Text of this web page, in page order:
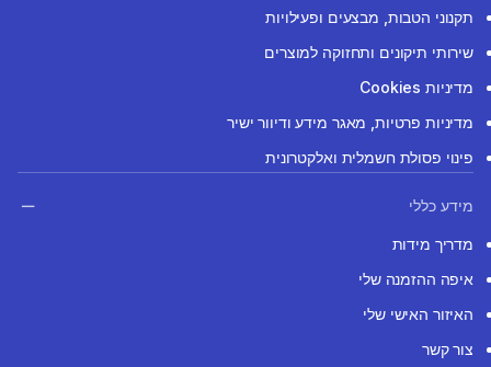
תקנוני הטבות, מבצעים ופעילויות
שירותי תיקונים ותחזוקה למוצרים
מדיניות Cookies
מדיניות פרטיות, מאגר מידע ודיוור ישיר
פינוי פסולת חשמלית ואלקטרונית
מידע כללי
מדריך מידות
איפה ההזמנה שלי
האיזור האישי שלי
צור קשר